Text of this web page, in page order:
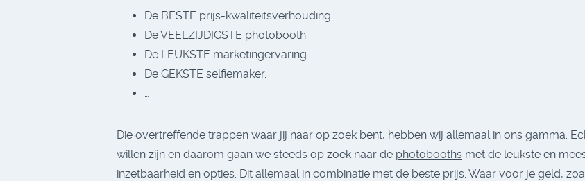
De BESTE prijs-kwaliteitsverhouding.
De VEELZIJDIGSTE photobooth.
De LEUKSTE marketingervaring.
De GEKSTE selfiemaker.
…
Die overtreffende trappen waar jij naar op zoek bent, hebben wij allemaal in ons gamma.
willen zijn en daarom gaan we steeds op zoek naar de photobooths met de leukste en
inzetbaarheid en opties. Dit allemaal in combinatie met de beste prijs. Waar voor je geld,